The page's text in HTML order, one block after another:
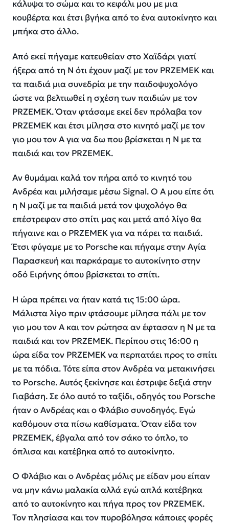
κάλυψα το σώμα και το κεφάλι μου με μια
κουβέρτα και έτσι βγήκα από το ένα αυτοκίνητο και
μπήκα στο άλλο.
Από εκεί πήγαμε κατευθείαν στο Χαϊδάρι γιατί
ήξερα από τη Ν ότι έχουν μαζί με τον PRZEMEK και
τα παιδιά μια συνεδρία με την παιδοψυχολόγο
ώστε να βελτιωθεί η σχέση των παιδιών με τον
PRZEMEK. Όταν φτάσαμε εκεί δεν πρόλαβα τον
PRZEMEK και έτσι μίλησα στο κινητό μαζί με τον
γιο μου τον Α για να δω που βρίσκεται η Ν με τα
παιδιά και τον PRZEMEK.
Αν θυμάμαι καλά τον πήρα από το κινητό του
Ανδρέα και μιλήσαμε μέσω Signal. Ο Α μου είπε ότι
η Ν μαζί με τα παιδιά μετά τον ψυχολόγο θα
επέστρεφαν στο σπίτι μας και μετά από λίγο θα
πήγαινε και ο PRZEMEK για να πάρει τα παιδιά.
Έτσι φύγαμε με το Porsche και πήγαμε στην Αγία
Παρασκευή και παρκάραμε το αυτοκίνητο στην
οδό Ειρήνης όπου βρίσκεται το σπίτι.
Η ώρα πρέπει να ήταν κατά τις 15:00 ώρα.
Μάλιστα λίγο πριν φτάσουμε μίλησα πάλι με τον
γιο μου τον Α και τον ρώτησα αν έφτασαν η Ν με τα
παιδιά και τον PRZEΜΕΚ. Περίπου στις 16:00 η
ώρα είδα τον PRZEMEK να περπατάει προς το σπίτι
με τα πόδια. Τότε είπα στον Ανδρέα να μετακινήσει
το Porsche. Αυτός ξεκίνησε και έστριψε δεξιά στην
Γιαβάση. Σε όλο αυτό το ταξίδι, οδηγός του Porsche
ήταν ο Ανδρέας και ο Φλάβιο συνοδηγός. Εγώ
καθόμουν στα πίσω καθίσματα. Όταν είδα τον
PRZEMEK, έβγαλα από τον σάκο το όπλο, το
όπλισα και κατέβηκα από το αυτοκίνητο.
Ο Φλάβιο και ο Ανδρέας μόλις με είδαν μου είπαν
να μην κάνω μαλακία αλλά εγώ απλά κατέβηκα
από το αυτοκίνητο και πήγα προς τον PRZEMEK.
Τον πλησίασα και τον πυροβόλησα κάποιες φορές